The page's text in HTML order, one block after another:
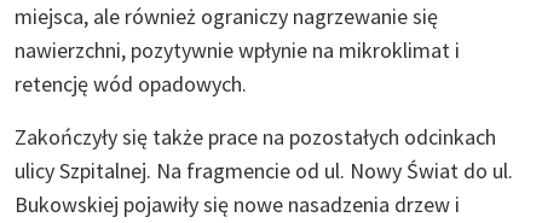
miejsca, ale również ograniczy nagrzewanie się
nawierzchni, pozytywnie wpłynie na mikroklimat i
retencję wód opadowych.
Zakończyły się także prace na pozostałych odcinkach
ulicy Szpitalnej. Na fragmencie od ul. Nowy Świat do ul.
Bukowskiej pojawiły się nowe nasadzenia drzew i